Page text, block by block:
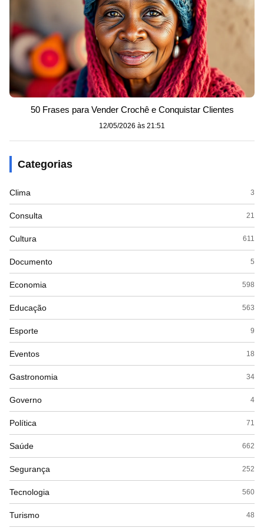
50 Frases para Vender Crochê e Conquistar Clientes
12/05/2026 às 21:51
Categorias
Clima 3
Consulta 21
Cultura 611
Documento 5
Economia 598
Educação 563
Esporte 9
Eventos 18
Gastronomia 34
Governo 4
Política 71
Saúde 662
Segurança 252
Tecnologia 560
Turismo 48